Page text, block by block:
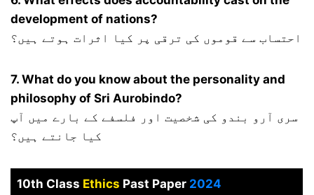
development of nations?
احتساب سے قوموں کی ترقی پر کیا اثرات ہوتے ہیں؟
7. What do you know about the personality and
philosophy of Sri Aurobindo?
سری آرو بندو کی شخصیت اور فلسفے کے بارے میں آپ
کیا جانتے ہیں؟
10th Class Ethics Past Paper2024